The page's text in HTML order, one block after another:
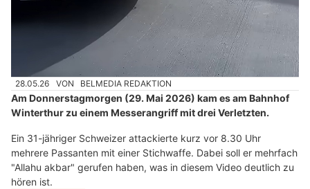
28.05.26 VON BELMEDIA REDAKTION
Am Donnerstagmorgen (29. Mai 2026) kam es am Bahnhof
Winterthur zu einem Messerangriff mit drei Verletzten.
Ein 31-jähriger Schweizer attackierte kurz vor 8.30 Uhr
mehrere Passanten mit einer Stichwaffe. Dabei soll er mehrfach
"Allahu akbar" gerufen haben, was in diesem Video deutlich zu
hören ist.